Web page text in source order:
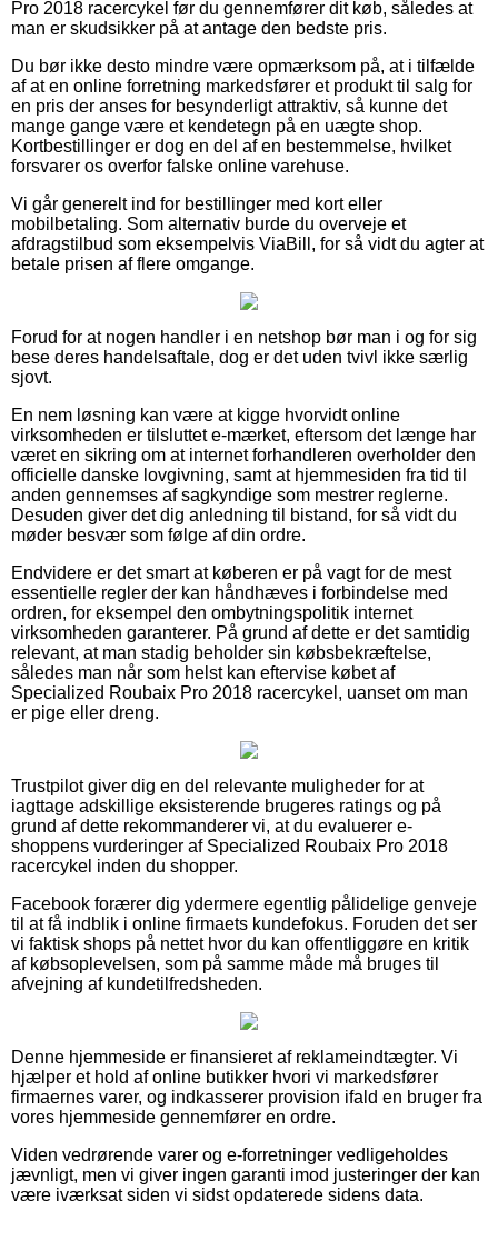
Pro 2018 racercykel før du gennemfører dit køb, således at
man er skudsikker på at antage den bedste pris.
Du bør ikke desto mindre være opmærksom på, at i tilfælde
af at en online forretning markedsfører et produkt til salg for
en pris der anses for besynderligt attraktiv, så kunne det
mange gange være et kendetegn på en uægte shop.
Kortbestillinger er dog en del af en bestemmelse, hvilket
forsvarer os overfor falske online varehuse.
Vi går generelt ind for bestillinger med kort eller
mobilbetaling. Som alternativ burde du overveje et
afdragstilbud som eksempelvis ViaBill, for så vidt du agter at
betale prisen af flere omgange.
Forud for at nogen handler i en netshop bør man i og for sig
bese deres handelsaftale, dog er det uden tvivl ikke særlig
sjovt.
En nem løsning kan være at kigge hvorvidt online
virksomheden er tilsluttet e-mærket, eftersom det længe har
været en sikring om at internet forhandleren overholder den
officielle danske lovgivning, samt at hjemmesiden fra tid til
anden gennemses af sagkyndige som mestrer reglerne.
Desuden giver det dig anledning til bistand, for så vidt du
møder besvær som følge af din ordre.
Endvidere er det smart at køberen er på vagt for de mest
essentielle regler der kan håndhæves i forbindelse med
ordren, for eksempel den ombytningspolitik internet
virksomheden garanterer. På grund af dette er det samtidig
relevant, at man stadig beholder sin købsbekræftelse,
således man når som helst kan eftervise købet af
Specialized Roubaix Pro 2018 racercykel, uanset om man
er pige eller dreng.
Trustpilot giver dig en del relevante muligheder for at
iagttage adskillige eksisterende brugeres ratings og på
grund af dette rekommanderer vi, at du evaluerer e-
shoppens vurderinger af Specialized Roubaix Pro 2018
racercykel inden du shopper.
Facebook forærer dig ydermere egentlig pålidelige genveje
til at få indblik i online firmaets kundefokus. Foruden det ser
vi faktisk shops på nettet hvor du kan offentliggøre en kritik
af købsoplevelsen, som på samme måde må bruges til
afvejning af kundetilfredsheden.
Denne hjemmeside er finansieret af reklameindtægter. Vi
hjælper et hold af online butikker hvori vi markedsfører
firmaernes varer, og indkasserer provision ifald en bruger fra
vores hjemmeside gennemfører en ordre.
Viden vedrørende varer og e-forretninger vedligeholdes
jævnligt, men vi giver ingen garanti imod justeringer der kan
være iværksat siden vi sidst opdaterede sidens data.